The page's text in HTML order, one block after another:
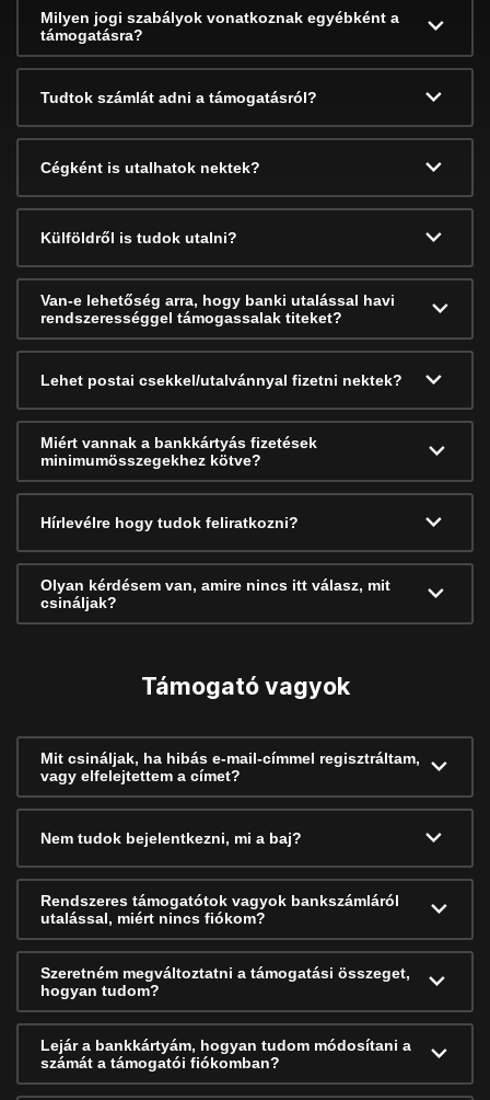
Milyen jogi szabályok vonatkoznak egyébként a
támogatásra?
Tudtok számlát adni a támogatásról?
Cégként is utalhatok nektek?
Külföldről is tudok utalni?
Van-e lehetőség arra, hogy banki utalással havi
rendszerességgel támogassalak titeket?
Lehet postai csekkel/utalvánnyal fizetni nektek?
Miért vannak a bankkártyás fizetések
minimumösszegekhez kötve?
Hírlevélre hogy tudok feliratkozni?
Olyan kérdésem van, amire nincs itt válasz, mit
csináljak?
Támogató vagyok
Mit csináljak, ha hibás e-mail-címmel regisztráltam,
vagy elfelejtettem a címet?
Nem tudok bejelentkezni, mi a baj?
Rendszeres támogatótok vagyok bankszámláról
utalással, miért nincs fiókom?
Szeretném megváltoztatni a támogatási összeget,
hogyan tudom?
Lejár a bankkártyám, hogyan tudom módosítani a
számát a támogatói fiókomban?